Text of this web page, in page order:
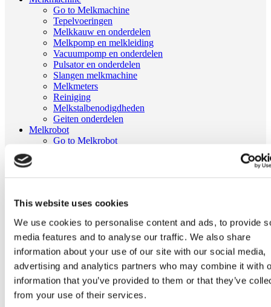
This website uses cookies
We use cookies to personalise content and ads, to provide
media features and to analyse our traffic. We also share
information about your use of our site with our social media,
advertising and analytics partners who may combine it with
information that you’ve provided to them or that they’ve
from your use of their services.
Go to Melkmachine
Tepelvoeringen
Melkkauw en onderdelen
Melkpomp en melkleiding
Vacuumpomp en onderdelen
Pulsator en onderdelen
Slangen melkmachine
Melkmeters
Reiniging
Melkstalbenodigdheden
Geiten onderdelen
Melkrobot
Go to Melkrobot
Stal benodigdheden
Go to Stal benodigdheden
Koeborstel
Ambic onderdelen
Minimelkers
stalartikelen
Skelex
Home
Lucht cilinder passend voor poort GEA melkrobot 7801-